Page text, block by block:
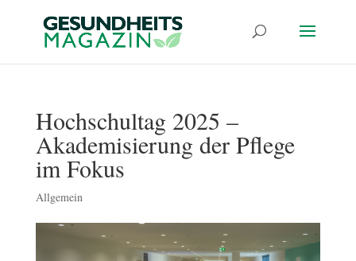
Hochschultag 2025 –
Akademisierung der Pflege
im Fokus
Allgemein